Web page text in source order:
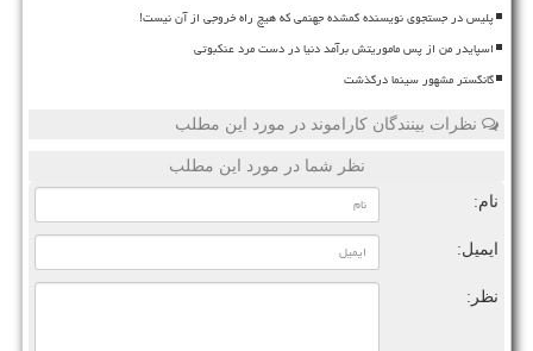
پلیس در جستجوی نویسنده گمشده جهنمی که هیچ راه خروجی از آن نیست!
اسپایدر من از پس ماموریتش برآمد دنیا در دست مرد عنکبوتی
گانگستر مشهور سینما درگذشت
نظرات بینندگان کاراموند در مورد این مطلب
نظر شما در مورد این مطلب
نام:
ایمیل:
نظر: